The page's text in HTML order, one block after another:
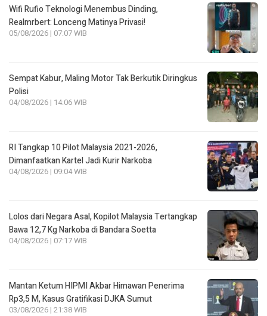
Wifi Rufio Teknologi Menembus Dinding,
Realmrbert: Lonceng Matinya Privasi!
05/08/2026 | 07:07 WIB
Sempat Kabur, Maling Motor Tak Berkutik Diringkus
Polisi
04/08/2026 | 14:06 WIB
RI Tangkap 10 Pilot Malaysia 2021-2026,
Dimanfaatkan Kartel Jadi Kurir Narkoba
04/08/2026 | 09:04 WIB
Lolos dari Negara Asal, Kopilot Malaysia Tertangkap
Bawa 12,7 Kg Narkoba di Bandara Soetta
04/08/2026 | 07:17 WIB
Mantan Ketum HIPMI Akbar Himawan Penerima
Rp3,5 M, Kasus Gratifikasi DJKA Sumut
03/08/2026 | 21:38 WIB